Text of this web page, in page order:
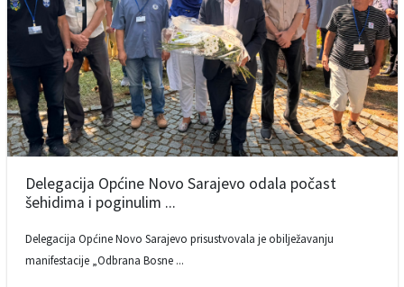
Delegacija Općine Novo Sarajevo odala počast
šehidima i poginulim ...
Delegacija Općine Novo Sarajevo prisustvovala je obilježavanju
manifestacije „Odbrana Bosne ...